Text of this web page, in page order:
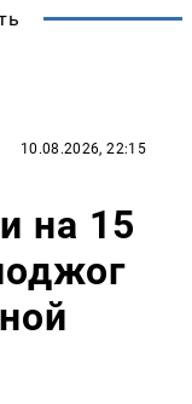
10.08.2026, 22:15
на 15